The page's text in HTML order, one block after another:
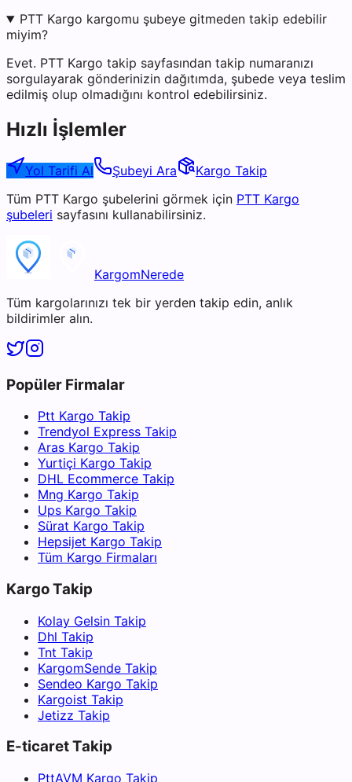
PTT Kargo kargomu şubeye gitmeden takip edebilir
miyim?
Evet. PTT Kargo takip sayfasından takip numaranızı
sorgulayarak gönderinizin dağıtımda, şubede veya teslim
edilmiş olup olmadığını kontrol edebilirsiniz.
Hızlı İşlemler
Yol Tarifi Al Şubeyi Ara
Kargo Takip
Tüm PTT Kargo şubelerini görmek için PTT Kargo
şubeleri sayfasını kullanabilirsiniz.
KargomNerede
Tüm kargolarınızı tek bir yerden takip edin, anlık
bildirimler alın.
Popüler Firmalar
Ptt Kargo Takip
Trendyol Express Takip
Aras Kargo Takip
Yurtiçi Kargo Takip
DHL Ecommerce Takip
Mng Kargo Takip
Ups Kargo Takip
Sürat Kargo Takip
Hepsijet Kargo Takip
Tüm Kargo Firmaları
Kargo Takip
Kolay Gelsin Takip
Dhl Takip
Tnt Takip
KargomSende Takip
Sendeo Kargo Takip
Kargoist Takip
Jetizz Takip
E-ticaret Takip
PttAVM Kargo Takip